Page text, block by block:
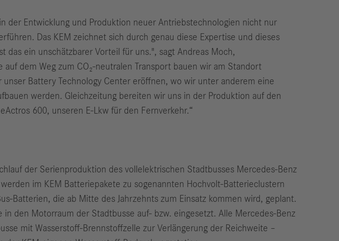
der Entwicklung und Produktion neuer Antriebstechnologien nicht nur
Das KEM zeichnet sich durch genau diese Expertise und dieses
das ein unschätzbarer Vorteil für uns.", sagt Andreas Moch,
dem Weg zum CO₂-neutralen Transport bauen wir am Standort
Battery Technology Center eröffnen, wo wir unter anderem eine
werden. Gleichzeitung bereiten wir uns in der Produktion auf den
600, unseren E-Lkw für den Fernverkehr.“
der Serienproduktion des vollelektrischen Stadtbusses Mercedes-Benz
im KEM Batteriepakete zu sogenannten Hochvolt-Batterieclustern
Batterien, die ab Mitte des Jahrzehnts zum Einsatz kommen wird, geplant.
den Motorraum der Stadtbusse auf- bzw. eingesetzt. Alle Mercedes-Benz
mit Wasserstoff-Brennstoffzelle zur Verlängerung der Reichweite –